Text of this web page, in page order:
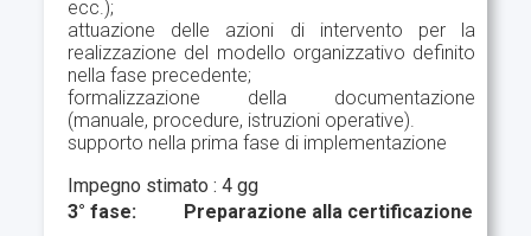
ecc.);
attuazione delle azioni di intervento per la
realizzazione del modello organizzativo definito
nella fase precedente;
formalizzazione della documentazione
(manuale, procedure, istruzioni operative).
supporto nella prima fase di implementazione
Impegno stimato : 4 gg
3° fase: Preparazione alla certificazione